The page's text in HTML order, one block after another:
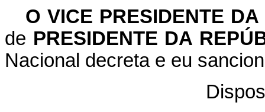
O VICE PRESIDENTE
de PRESIDENTE DA
Nacional decreta e eu